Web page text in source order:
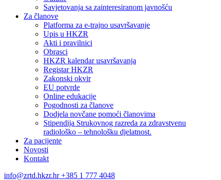
Savjetovanja sa zainteresiranom javnošću
Za članove
Platforma za e-trajno usavršavanje
Upis u HKZR
Akti i pravilnici
Obrasci
HKZR kalendar usavršavanja
Registar HKZR
Zakonski okvir
EU potvrde
Online edukacije
Pogodnosti za članove
Dodjela novčane pomoći članovima
Stipendija Strukovnog razreda za zdravstvenu
radiološko – tehnološku djelatnost.
Za pacijente
Novosti
Kontakt
info@zrtd.hkzr.hr+385 1 777 4048